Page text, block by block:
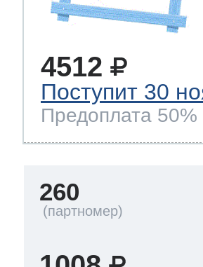
4512
Поступит 30
Предоплата 50%
260